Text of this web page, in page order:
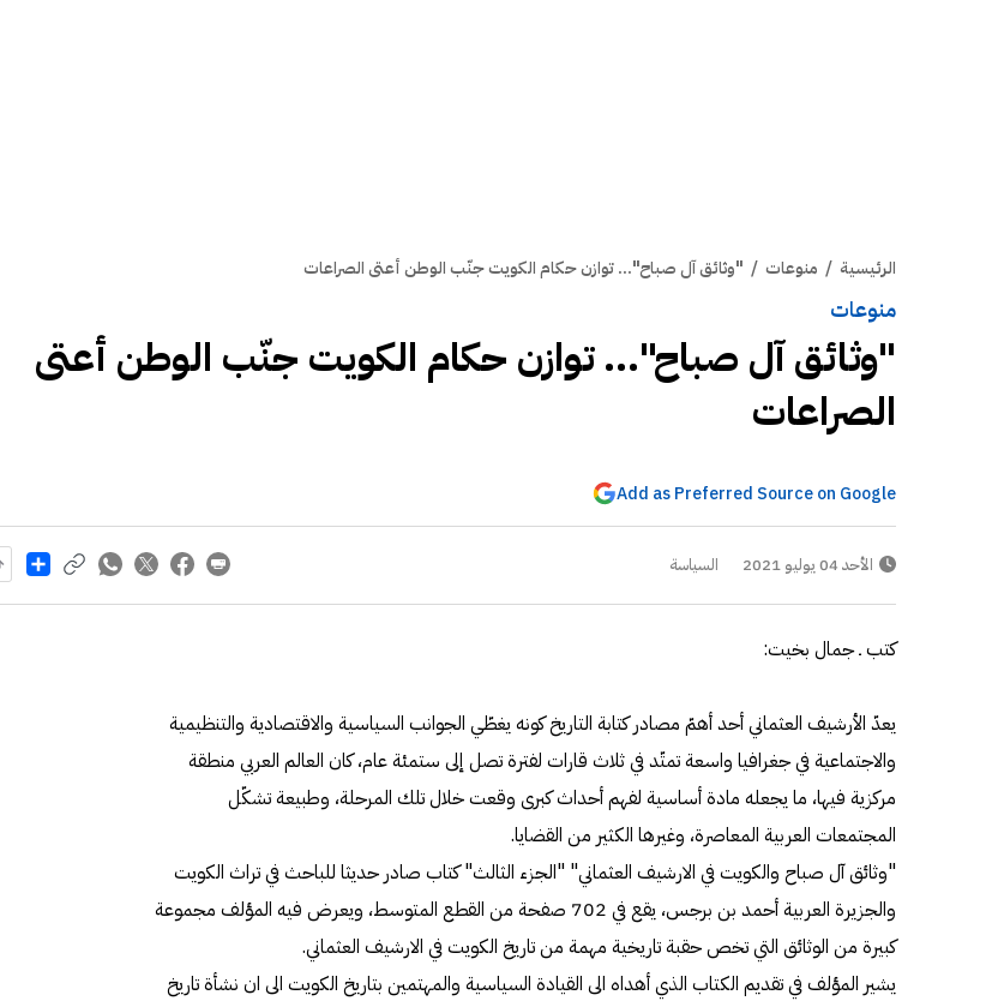
الرئيسية / منوعات / "وثائق آل صباح"... توازن حكام الكويت جنّب الوطن أعتى الصراعات
منوعات
"وثائق آل صباح"... توازن حكام الكويت جنّب الوطن أعتى
الصراعات
Add as Preferred Source on Google
الأحد 04 يوليو 2021 السياسة Share
كتب ـ جمال بخيت:
يعدّ الأرشيف العثماني أحد أهمّ مصادر كتابة التاريخ كونه يغطّي الجوانب السياسية والاقتصادية والتنظيمية
والاجتماعية في جغرافيا واسعة تمتّد في ثلاث قارات لفترة تصل إلى ستمئة عام، كان العالم العربي منطقة
مركزية فيها، ما يجعله مادة أساسية لفهم أحداث كبرى وقعت خلال تلك المرحلة، وطبيعة تشكّل
المجتمعات العربية المعاصرة، وغيرها الكثير من القضايا.
"وثائق آل صباح والكويت في الارشيف العثماني" "الجزء الثالث" كتاب صادر حديثا للباحث في تراث الكويت
والجزيرة العربية أحمد بن برجس، يقع في 702 صفحة من القطع المتوسط، ويعرض فيه المؤلف مجموعة
كبيرة من الوثائق التي تخص حقبة تاريخية مهمة من تاريخ الكويت في الارشيف العثماني.
يشير المؤلف في تقديم الكتاب الذي أهداه الى القيادة السياسية والمهتمين بتاريخ الكويت الى ان نشأة تاريخ